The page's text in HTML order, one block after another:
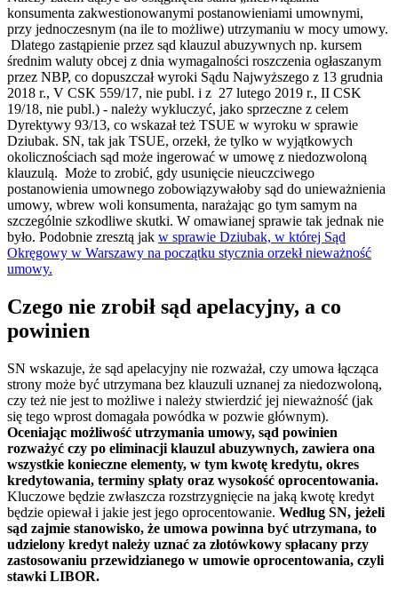
konsumenta zakwestionowanymi postanowieniami umownymi,
przy jednoczesnym (na ile to możliwe) utrzymaniu w mocy umowy.
Dlatego zastąpienie przez sąd klauzul abuzywnych np. kursem
średnim waluty obcej z dnia wymagalności roszczenia ogłaszanym
przez NBP, co dopuszczał wyroki Sądu Najwyższego z 13 grudnia
2018 r., V CSK 559/17, nie publ. i z 27 lutego 2019 r., II CSK
19/18, nie publ.) - należy wykluczyć, jako sprzeczne z celem
Dyrektywy 93/13, co wskazał też TSUE w wyroku w sprawie
Dziubak. SN, tak jak TSUE, orzekł, że tylko w wyjątkowych
okolicznościach sąd może ingerować w umowę z niedozwoloną
klauzulą. Może to zrobić, gdy usunięcie nieuczciwego
postanowienia umownego zobowiązywałoby sąd do unieważnienia
umowy, wbrew woli konsumenta, narażając go tym samym na
szczególnie szkodliwe skutki. W omawianej sprawie tak jednak nie
było. Podobnie zresztą jak w sprawie Dziubak, w której Sąd
Okręgowy w Warszawy na początku stycznia orzekł nieważność
umowy.
Czego nie zrobił sąd apelacyjny, a co
powinien
SN wskazuje, że sąd apelacyjny nie rozważał, czy umowa łącząca
strony może być utrzymana bez klauzuli uznanej za niedozwoloną,
czy też nie jest to możliwe i należy stwierdzić jej nieważność (jak
się tego wprost domagała powódka w pozwie głównym).
Oceniając możliwość utrzymania umowy, sąd powinien
rozważyć czy po eliminacji klauzul abuzywnych, zawiera ona
wszystkie konieczne elementy, w tym kwotę kredytu, okres
kredytowania, terminy spłaty oraz wysokość oprocentowania.
Kluczowe będzie zwłaszcza rozstrzygnięcie na jaką kwotę kredyt
będzie opiewał i jakie jest jego oprocentowanie. Według SN, jeżeli
sąd zajmie stanowisko, że umowa powinna być utrzymana, to
udzielony kredyt należy uznać za złotówkowy spłacany przy
zastosowaniu przewidzianego w umowie oprocentowania, czyli
stawki LIBOR.